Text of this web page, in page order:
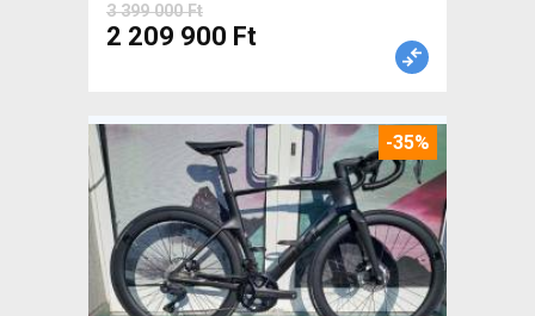
3 399 000 Ft
2 209 900 Ft
-35%